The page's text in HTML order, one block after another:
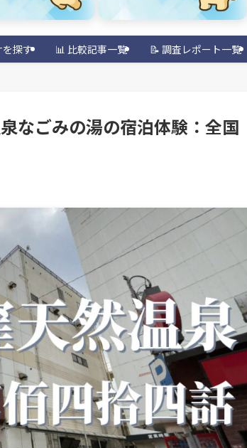
を探す 📊 比較記事一覧 📝 調査レポート一覧
なごみの湯の宿泊体験：全国